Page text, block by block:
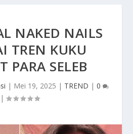
NAKED NAILS
TREN KUKU
PARA SELEB
| Mei 19, 2025 | TREND | 0
|